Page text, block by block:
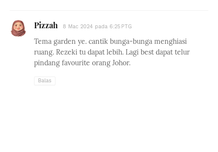
Pizzah 8 Mac 2024 pada 6:25 PTG
Tema garden ye. cantik bunga-bunga menghiasi
ruang. Rezeki tu dapat lebih. Lagi best dapat telur
pindang favourite orang Johor.
Balas